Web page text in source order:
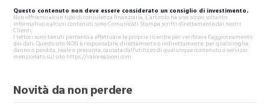
Questo contenuto non deve essere considerato un consiglio di investimento.
Non offriamo alcun tipo di consulenza finanziaria. L’articolo ha uno scopo soltanto
informativo e alcuni contenuti sono Comunicati Stampa scritti direttamente dai nostri
Clienti.
I lettori sono tenuti pertanto a effettuare le proprie ricerche per verificare l’aggiornamento
dei dati. Questo sito NON è responsabile, direttamente o indirettamente, per qualsivoglia
danno o perdita, reale o presunta, causata dall'utilizzo di qualunque contenuto o servizio
menzionato sul sito https://valoreazioni.com.
Novità da non perdere